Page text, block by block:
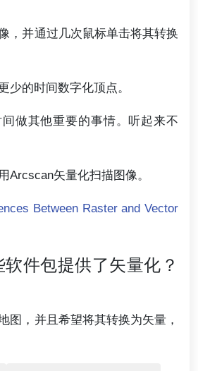
，并通过几次鼠标单击将其转换
少的时间数字化顶点。
做其他重要的事情。听起来不
Arcscan矢量化扫描图像。
Between Raster and Vector
件包提供了矢量化？
图，并且希望将其转换为矢量，